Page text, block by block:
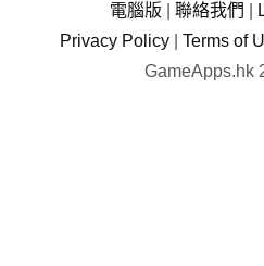
電腦版 聯絡我們
Privacy Policy
Terms of
GameApps.hk